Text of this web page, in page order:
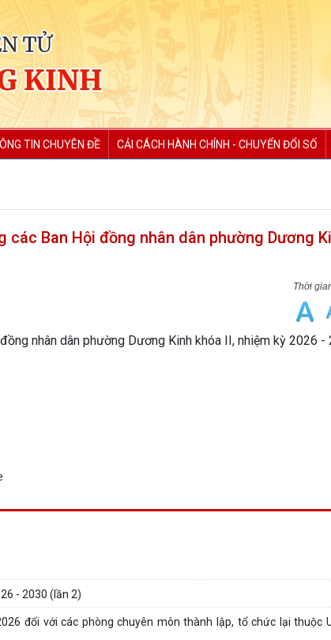
TIN CHUYÊN ĐỀ CẢI CÁCH HÀNH CHÍNH - CHUYỂN ĐỔI SỐ
Ban Hội đồng nhân dân phường Dương
nhân dân phường Dương Kinh khóa II, nhiệm kỳ 2026 -
- 2030 (lần 2)
đối với các phòng chuyên môn thành lập, tổ chức lại thuộc